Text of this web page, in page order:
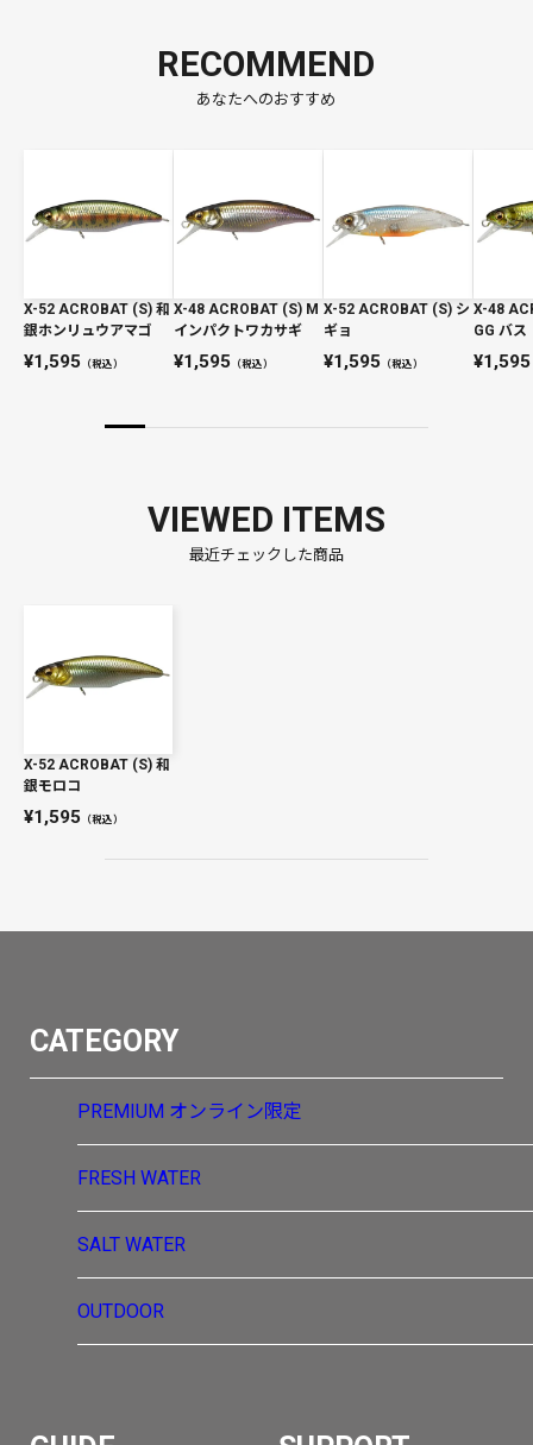
RECOMMEND
あなたへのおすすめ
X-52 ACROBAT (S) 和
銀ホンリュウアマゴ
1,595 （税込）
X-48 ACROBAT (S) M
インパクトワカサギ
1,595（税込）
X-52 ACROBAT (S) シ
ギョ
1,595（税込）
X-48
GG バス
1,595
VIEWED ITEMS
最近チェックした商品
X-52 ACROBAT (S) 和
銀モロコ
1,595 （税込）
CATEGORY
PREMIUM オンライン限定
FRESH WATER
SALT WATER
OUTDOOR